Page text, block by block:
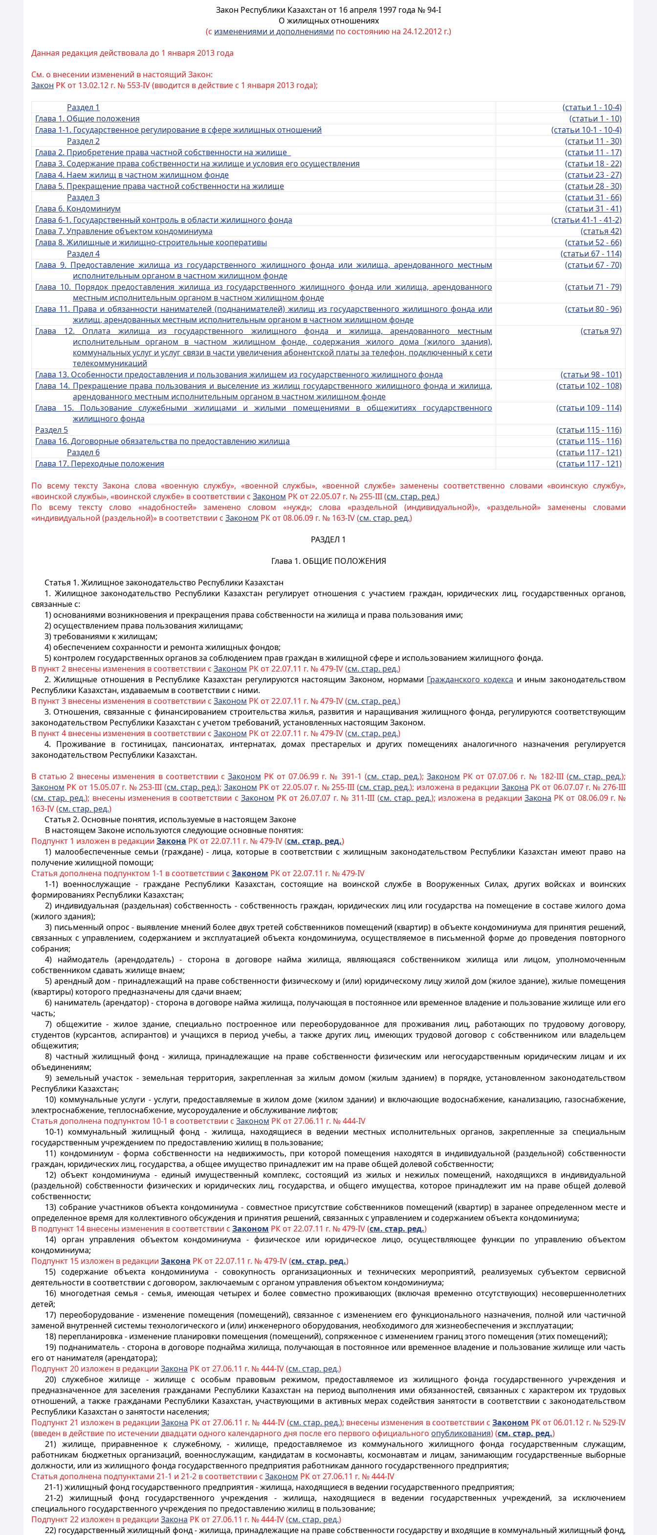
Закон Республики Казахстан от 16 апреля 1997 года № 94-I
О жилищных отношениях
(с изменениями и дополнениями по состоянию на 24.12.2012 г.)
Данная редакция действовала до 1 января 2013 года
См. о внесении изменений в настоящий Закон:
Закон РК от 13.02.12 г. № 553-IV (вводится в действие с 1 января 2013 года);
Раздел 1
(статьи 1 - 10-4)
Глава 1. Общие положения
(статьи 1 - 10)
Глава 1-1. Государственное регулирование в сфере жилищных отношений
(статьи 10-1 - 10-4)
Раздел 2
(статьи 11 - 30)
Глава 2. Приобретение права частной собственности на жилище
(статьи 11 - 17)
Глава 3. Содержание права собственности на жилище иусловия его осуществления
(статьи 18 - 22)
Глава 4. Наем жилищ в частном жилищном фонде
(статьи 23 - 27)
Глава 5. Прекращение права частной собственности на жилище
(статьи 28 - 30)
Раздел 3
(статьи 31 - 66)
Глава 6. Кондоминиум
(статьи 31 - 41)
Глава 6-1. Государственный контроль в области жилищного фонда
(статьи 41-1 - 41-2)
Глава7. Управление объектом кондоминиума
(статья 42)
Глава 8. Жилищные и жилищно-строительные кооперативы
(статьи 52 - 66)
Раздел 4
(статьи 67 - 114)
Глава 9. Предоставление жилища из государственного жилищного фонда или жилища, арендованного местным
исполнительным органом в частном жилищном фонде
(статьи 67 - 70)
Глава 10. Порядок предоставления жилища из государственного жилищного фонда или жилища, арендованного
местным исполнительным органом в частном жилищном фонде
(статьи 71 - 79)
Глава 11. Права и обязанности нанимателей (поднанимателей) жилищ из государственного жилищного фонда или
жилищ, арендованных местным исполнительным органом в частном жилищном фонде
(статьи 80 - 96)
Глава 12. Оплата жилища из государственного жилищного фонда и жилища, арендованного местным
исполнительным органом в частном жилищном фонде, содержания жилого дома (жилого здания),
коммунальных услуг и услуг связи в части увеличения абонентской платы за телефон, подключенный к сети
телекоммуникаций
(статья 97)
Глава 13. Особенности предоставления и пользования жилищем из государственного жилищного фонда
(статьи 98 - 101)
Глава 14. Прекращение права пользования и выселение из жилищ государственного жилищного фонда и жилища,
арендованного местным исполнительным органом в частном жилищном фонде
(статьи 102 - 108)
Глава 15. Пользование служебными жилищами и жилыми помещениями в общежитиях государственного
жилищного фонда
(статьи 109 - 114)
Раздел 5
(статьи 115 - 116)
Глава 16. Договорные обязательства по предоставлению жилища
(статьи 115 - 116)
Раздел 6
(статьи 117 - 121)
Глава 17. Переходные положения
(статьи 117 - 121)
По всему тексту Закона слова «военную службу», «военной службы», «военной службе» заменены соответственно словами «воинскую службу»,
«воинской службы», «воинской службе» в соответствии с Законом РК от 22.05.07 г. № 255-III (см. стар. ред.)
По всему тексту слово «надобностей» заменено словом «нужд»; слова «раздельной (индивидуальной)», «раздельной» заменены словами
«индивидуальной (раздельной)» в соответствии с Законом РК от 08.06.09 г. № 163-IV (см. стар. ред.)
РАЗДЕЛ 1
Глава 1. ОБЩИЕ ПОЛОЖЕНИЯ
Статья 1. Жилищное законодательство Республики Казахстан
1. Жилищное законодательство Республики Казахстан регулирует отношения с участием граждан, юридических лиц, государственных органов,
связанные с:
1) основаниями возникновения и прекращения права собственности на жилища и права пользования ими;
2) осуществлением права пользования жилищами;
3) требованиями к жилищам;
4) обеспечением сохранности и ремонта жилищных фондов;
5) контролем государственных органов за соблюдением прав граждан в жилищной сфере и использованием жилищного фонда.
В пункт 2 внесены изменения в соответствии с Законом РК от 22.07.11 г. № 479-IV (см. стар. ред.)
2. Жилищные отношения в Республике Казахстан регулируются настоящим Законом, нормами Гражданского кодекса и иным законодательством
Республики Казахстан, издаваемым в соответствии с ними.
В пункт 3 внесены изменения в соответствии с Законом РК от 22.07.11 г. № 479-IV (см. стар. ред.)
3. Отношения, связанные с финансированием строительства жилья, развития и наращивания жилищного фонда, регулируются соответствующим
законодательством Республики Казахстан с учетом требований, установленных настоящим Законом.
В пункт 4 внесены изменения в соответствии с Законом РК от 22.07.11 г. № 479-IV (см. стар. ред.)
4. Проживание в гостиницах, пансионатах, интернатах, домах престарелых и других помещениях аналогичного назначения регулируется
законодательством Республики Казахстан.
В статью 2 внесены изменения в соответствии с Законом РК от 07.06.99 г. № 391-1 (см. стар. ред.); Законом РК от 07.07.06 г. № 182-III (см. стар. ред.);
Законом РК от 15.05.07 г. № 253-III (см. стар. ред.); Законом РК от 22.05.07 г. № 255-III (см. стар. ред.); изложена в редакции Закона РК от 06.07.07 г. № 276-III
(см. стар. ред.); внесены изменения в соответствии с Законом РК от 26.07.07 г. № 311-III (см. стар. ред.); изложена в редакции Закона РК от 08.06.09 г. №
163-IV (см. стар. ред.)
Статья 2. Основные понятия, используемые в настоящем Законе
В настоящем Законе используются следующие основные понятия:
Подпункт 1 изложен в редакции Закона РК от 22.07.11 г. № 479-IV (см. стар. ред.)
1) малообеспеченные семьи (граждане) - лица, которые в соответствии с жилищным законодательством Республики Казахстан имеют право на
получение жилищной помощи;
Статья дополнена подпунктом 1-1 в соответствии с Законом РК от 22.07.11 г. № 479-IV
1-1) военнослужащие - граждане Республики Казахстан, состоящие на воинской службе в Вооруженных Силах, других войсках и воинских
формированиях Республики Казахстан;
2) индивидуальная (раздельная) собственность - собственность граждан, юридических лиц или государства на помещение в составе жилого дома
(жилого здания);
3) письменный опрос - выявление мнений более двух третей собственников помещений (квартир) в объекте кондоминиума для принятия решений,
связанных с управлением, содержанием и эксплуатацией объекта кондоминиума, осуществляемое в письменной форме до проведения повторного
собрания;
4) наймодатель (арендодатель) - сторона в договоре найма жилища, являющаяся собственником жилища или лицом, уполномоченным
собственником сдавать жилище внаем;
5) арендный дом - принадлежащий на праве собственности физическому и (или) юридическому лицу жилой дом (жилое здание), жилые помещения
(квартиры) которого предназначены для сдачи внаем;
6) наниматель (арендатор) - сторона в договоре найма жилища, получающая в постоянное или временное владение и пользование жилище или его
часть;
7) общежитие - жилое здание, специально построенное или переоборудованное для проживания лиц, работающих по трудовому договору,
студентов (курсантов, аспирантов) и учащихся в период учебы, а также других лиц, имеющих трудовой договор с собственником или владельцем
общежития;
8) частный жилищный фонд - жилища, принадлежащие на праве собственности физическим или негосударственным юридическим лицам и их
объединениям;
9) земельный участок - земельная территория, закрепленная за жилым домом (жилым зданием) в порядке, установленном законодательством
Республики Казахстан;
10) коммунальные услуги - услуги, предоставляемые в жилом доме (жилом здании) и включающие водоснабжение, канализацию, газоснабжение,
электроснабжение, теплоснабжение, мусороудаление и обслуживание лифтов;
Статья дополнена подпунктом 10-1 в соответствии с Законом РК от 27.06.11 г. № 444-IV
10-1) коммунальный жилищный фонд - жилища, находящиеся в ведении местных исполнительных органов, закрепленные за специальным
государственным учреждением по предоставлению жилищ в пользование;
11) кондоминиум - форма собственности на недвижимость, при которой помещения находятся в индивидуальной (раздельной) собственности
граждан, юридических лиц, государства, а общее имущество принадлежит им на праве общей долевой собственности;
12) объект кондоминиума - единый имущественный комплекс, состоящий из жилых и нежилых помещений, находящихся в индивидуальной
(раздельной) собственности физических и юридических лиц, государства, и общего имущества, которое принадлежит им на праве общей долевой
собственности;
13) собрание участников объекта кондоминиума - совместное присутствие собственников помещений (квартир) в заранее определенном месте и
определенное время для коллективного обсуждения и принятия решений, связанных с управлением и содержанием объекта кондоминиума;
В подпункт 14 внесены изменения в соответствии с Законом РК от 22.07.11 г. № 479-IV (см. стар. ред.)
14) орган управления объектом кондоминиума - физическое или юридическое лицо, осуществляющее функции поуправлению объектом
кондоминиума;
Подпункт 15 изложен в редакции Закона РК от 22.07.11 г. № 479-IV (см. стар. ред.)
15) содержание объекта кондоминиума - совокупность организационных и технических мероприятий, реализуемых субъектом сервисной
деятельности в соответствии с договором, заключаемым с органом управления объектом кондоминиума;
16) многодетная семья - семья, имеющая четырех и более совместно проживающих (включая временно отсутствующих) несовершеннолетних
детей;
17) переоборудование - изменение помещения (помещений), связанное с изменением его функционального назначения, полной или частичной
заменой внутренней системы технологического и (или) инженерного оборудования, необходимого для жизнеобеспечения и эксплуатации;
18) перепланировка - изменение планировки помещения (помещений), сопряженное с изменением границ этого помещения (этих помещений);
19) поднаниматель - сторона в договоре поднайма жилища, получающая в постоянное или временное владение и пользование жилище или часть
его от нанимателя (арендатора);
Подпункт 20 изложен в редакции Закона РК от 27.06.11 г. № 444-IV (см. стар. ред.)
20)служебное жилище - жилище с особым правовым режимом, предоставляемое из жилищного фонда государственного учреждения и
предназначенное для заселения гражданами Республики Казахстан на период выполнения ими обязанностей, связанных с характером их трудовых
отношений, а также гражданами Республики Казахстан, участвующими в активных мерах содействия занятости в соответствии с законодательством
Республики Казахстан о занятости населения;
Подпункт 21 изложен в редакции Закона РК от 27.06.11 г. № 444-IV (см. стар. ред.); внесены изменения в соответствии сЗаконом РК от 06.01.12 г. № 529-IV
(введен в действие по истечении двадцати одного календарного дня после его первого официального опубликования) (см. стар. ред.)
21) жилище, приравненное к служебному, - жилище, предоставляемое из коммунального жилищного фонда государственным служащим,
работникам бюджетных организаций, военнослужащим, кандидатам в космонавты, космонавтам и лицам, занимающим государственные выборные
должности, или из жилищного фонда государственного предприятия работникам данного государственного предприятия;
Статья дополнена подпунктами 21-1 и 21-2 в соответствии с Законом РК от 27.06.11 г. № 444-IV
21-1) жилищный фонд государственного предприятия - жилища, находящиеся в ведении государственного предприятия;
21-2) жилищный фонд государственного учреждения - жилища, находящиеся в ведении государственных учреждений, за исключением
специального государственного учреждения по предоставлению жилищ в пользование;
Подпункт 22 изложен в редакции Закона РК от 27.06.11 г. № 444-IV (см. стар. ред.)
22) государственный жилищный фонд - жилища, принадлежащие на праве собственности государству и входящие в коммунальный жилищный фонд,